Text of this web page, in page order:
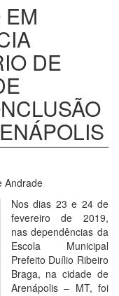
DE
Andrade
Nos dias 23 e 24 de
fevereiro de 2019,
nas dependências da
Escola Municipal
Prefeito Duílio Ribeiro
Braga, na cidade de
Arenápolis – MT, foi